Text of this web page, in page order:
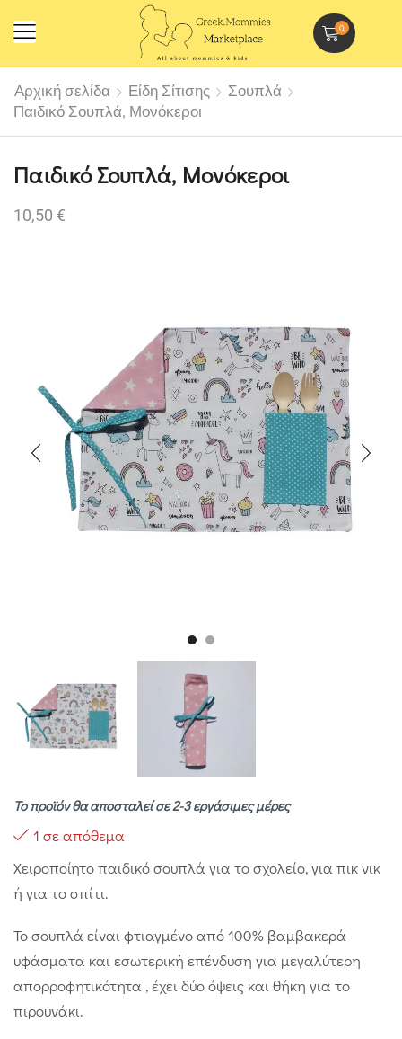
0
Αρχική σελίδα Είδη Σίτισης
Σουπλά
Παιδικό Σουπλά, Μονόκεροι
Παιδικό Σουπλά, Μονόκεροι
10,50 €
Το προϊόν θα αποσταλεί σε 2-3 εργάσιμες μέρες
1 σε απόθεμα
Χειροποίητο παιδικό σουπλά για το σχολείο, για πικ νικ
ή για το σπίτι.
Το σουπλά είναι φτιαγμένο από 100% βαμβακερά
υφάσματα και εσωτερική επένδυση για μεγαλύτερη
απορροφητικότητα , έχει δύο όψεις και θήκη για το
πιρουνάκι.